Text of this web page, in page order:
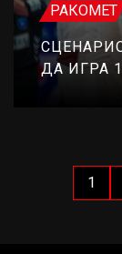
РАКОМЕТ
ДА ИГРА
1